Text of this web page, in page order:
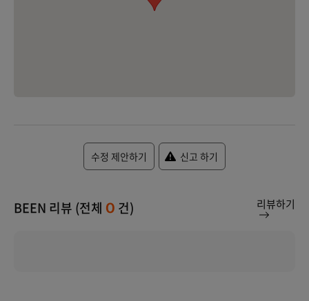
수정 제안하기 신고 하기
BEEN 리뷰 (전체 0 건) 리뷰하기